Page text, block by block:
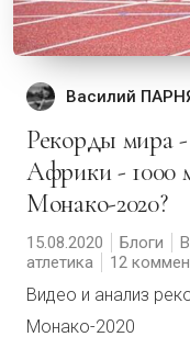
Василий
Рекорды мира - 5 км, Европы - 1500 м,
Африки - 1000
Монако-2020?
15.08.2020 Блоги
атлетика
12
Видео и анализ
Монако-2020